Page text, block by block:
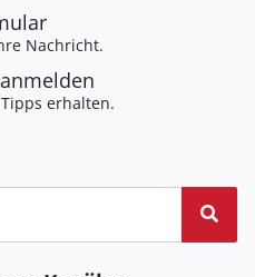
Nachricht.
erhalten.